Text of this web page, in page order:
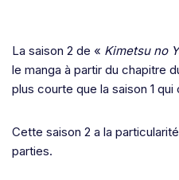
La saison 2 de « Kimetsu no
le manga à partir du chapitre
plus courte que la saison 1
Cette saison 2 a la
parties.